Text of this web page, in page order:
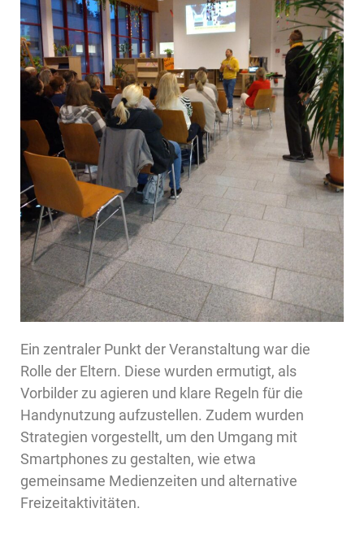
Ein zentraler Punkt der Veranstaltung war die
Rolle der Eltern. Diese wurden ermutigt, als
Vorbilder zu agieren und klare Regeln für die
Handynutzung aufzustellen. Zudem wurden
Strategien vorgestellt, um den Umgang mit
Smartphones zu gestalten, wie etwa
gemeinsame Medienzeiten und alternative
Freizeitaktivitäten.